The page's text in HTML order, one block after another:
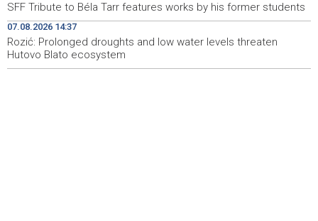
15:58
Meta kažnjena sa dodatnih 567 miliona dolara zbog
ugrožavanja sigurnosti djece
15:52
Privredna Banka Sarajevo ušla u sastav indeksa SASX-
10 umjesto Rudnika Soli Tuzla
SFF Tribute to Béla Tarr features works by his former students
07.08.2026 14:37
Rozić: Prolonged droughts and low water levels threaten
Hutovo Blato ecosystem